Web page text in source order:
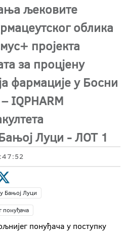
љековите
облика
пројекта
за процјену
фармације у Босни
IQPHARM
Луци - ЛОТ 1
Бањој Луци
понуђача
понуђача у поступку